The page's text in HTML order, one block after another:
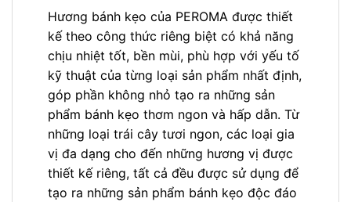
Hương bánh kẹo của PEROMA được thiết
kế theo công thức riêng biệt có khả năng
chịu nhiệt tốt, bền mùi, phù hợp với yếu tố
kỹ thuật của từng loại sản phẩm nhất định,
góp phần không nhỏ tạo ra những sản
phẩm bánh kẹo thơm ngon và hấp dẫn. Từ
những loại trái cây tươi ngon, các loại gia
vị đa dạng cho đến những hương vị được
thiết kế riêng, tất cả đều được sử dụng để
tạo ra những sản phẩm bánh kẹo độc đáo